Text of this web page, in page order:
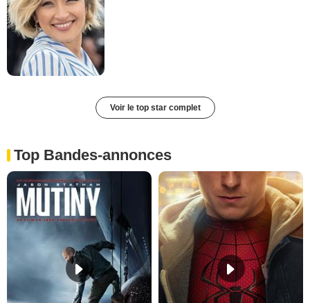
Voir le top star complet
Top Bandes-annonces